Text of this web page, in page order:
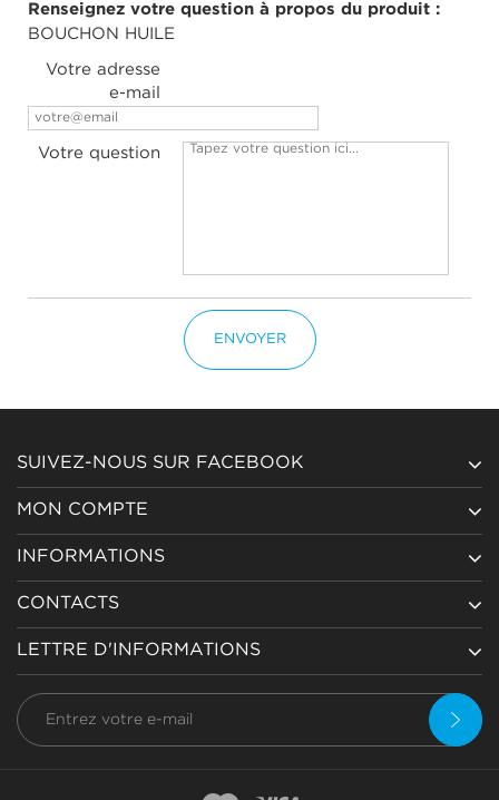
Renseignez votre question à propos du produit :
BOUCHON HUILE
Votre adresse
e-mail
Votre question
ENVOYER
SUIVEZ-NOUS SUR FACEBOOK
MON COMPTE
INFORMATIONS
CONTACTS
LETTRE D'INFORMATIONS